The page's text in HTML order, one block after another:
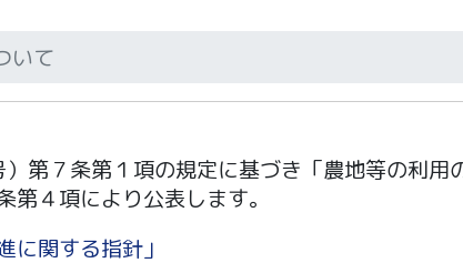
いて
第７条第１項の規定に基づき「農地等の利用
４項により公表します。
関する指針」